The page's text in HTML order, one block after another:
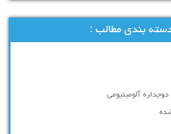
بندی مطالب :
آلومینیومی